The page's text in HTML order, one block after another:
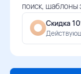
поиск, шаблоны
Скидка